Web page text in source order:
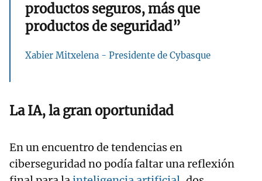
productos seguros, más que
productos de seguridad”
Xabier Mitxelena - Presidente de Cybasque
La IA, la gran oportunidad
En un encuentro de tendencias en
ciberseguridad no podía faltar una reflexión